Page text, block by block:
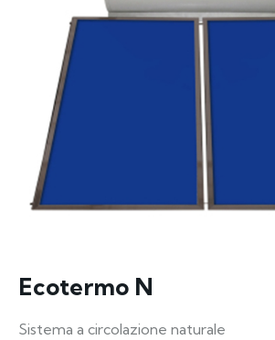
Ecotermo N
Sistema a circolazione naturale